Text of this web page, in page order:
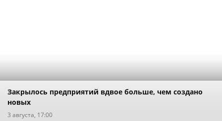
Закрылось предприятий вдвое больше, чем создано
новых
3 августа, 17:00